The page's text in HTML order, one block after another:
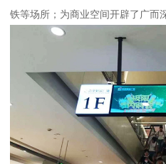
铁等场所；为商业空间开辟了广而